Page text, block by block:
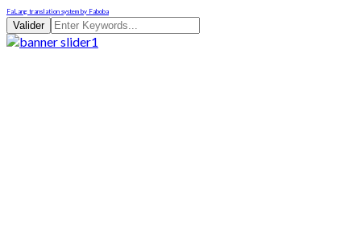
FaLang translation system by Faboba
Valider